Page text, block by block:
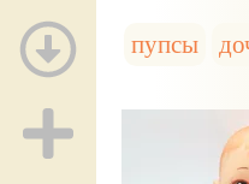
пупсы